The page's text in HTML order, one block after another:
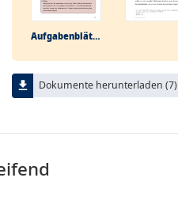
Aufgabenblätter
file_download Dokumente herunterladen (7)